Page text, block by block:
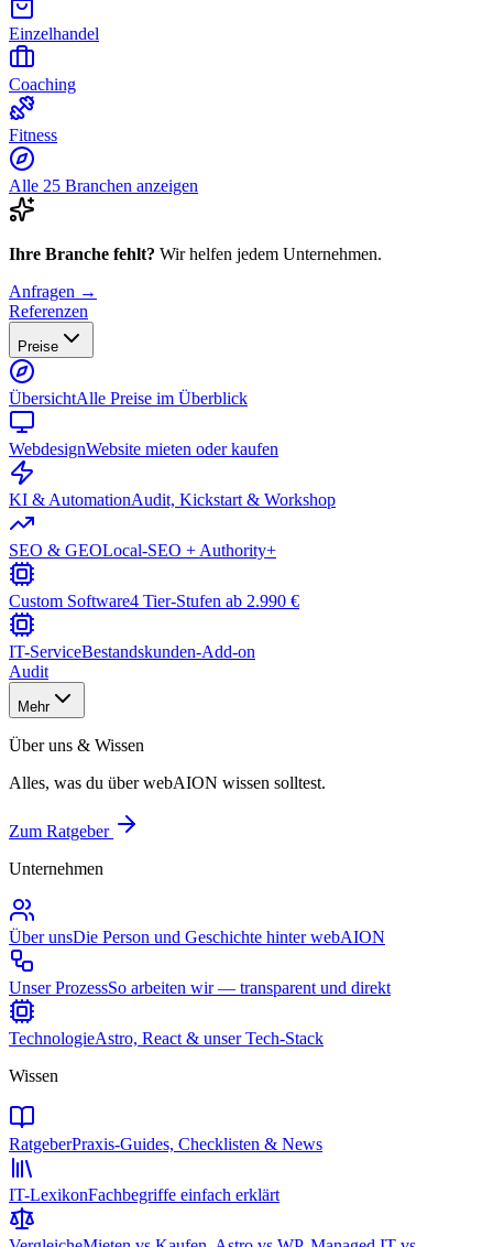
Einzelhandel
Coaching
Fitness
Alle 25 Branchen anzeigen
Ihre Branche fehlt? Wir helfen jedem Unternehmen.
Anfragen →
Referenzen
Preise
ÜbersichtAlle Preise im Überblick
WebdesignWebsite mieten oder kaufen
KI & AutomationAudit, Kickstart & Workshop
SEO & GEOLocal-SEO + Authority+
Custom Software4 Tier-Stufen ab 2.990 €
IT-ServiceBestandskunden-Add-on
Audit
Mehr
Über uns & Wissen
Alles, was du über webAION wissen solltest.
Zum Ratgeber
Unternehmen
Über unsDie Person und Geschichte hinter webAION
Unser ProzessSo arbeiten wir — transparent und direkt
TechnologieAstro, React & unser Tech-Stack
Wissen
RatgeberPraxis-Guides, Checklisten & News
IT-LexikonFachbegriffe einfach erklärt